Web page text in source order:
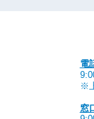
電
※
窓